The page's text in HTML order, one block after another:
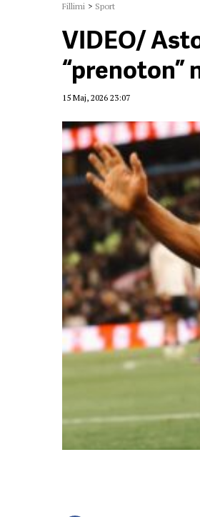
Fillimi > Sport
VIDEO/
“prenoton”
15 Maj, 2026 23:07